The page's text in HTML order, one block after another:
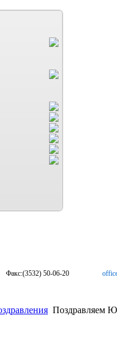
Факс:(3532) 50-06-20
Поздравляем